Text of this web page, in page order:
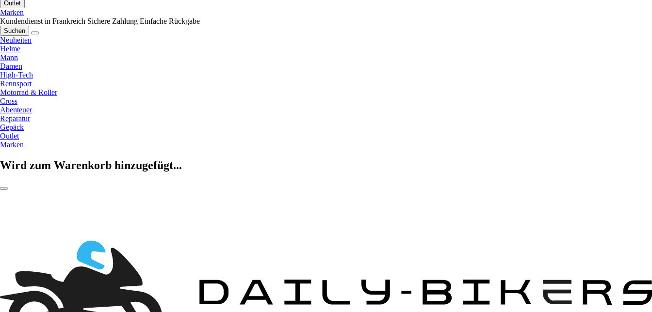
Outlet
Marken
Kundendienst in Frankreich Sichere Zahlung Einfache Rückgabe
Suchen
Neuheiten
Helme
Mann
Damen
High-Tech
Rennsport
Motorrad & Roller
Cross
Abenteuer
Reparatur
Gepäck
Outlet
Marken
Wird zum Warenkorb hinzugefügt...